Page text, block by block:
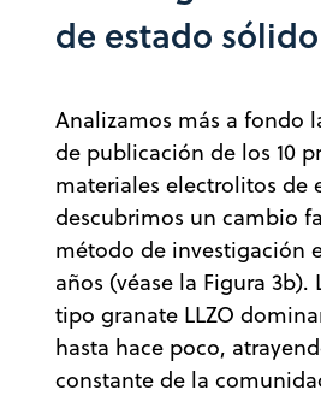
de estado sólido
Analizamos más a fondo
de publicación de los 10
materiales electrolitos de
descubrimos un cambio
método de investigación
años (véase la Figura 3b).
tipo granate LLZO
hasta hace poco,
constante de la